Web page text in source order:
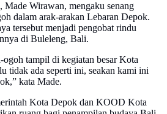
Made Wirawan, mengaku senang
dalam arak-arakan Lebaran Depok.
tersebut menjadi pengobat rindu
di Buleleng, Bali.
ogoh tampil di kegiatan besar Kota
tidak ada seperti ini, seakan kami ini
kata Made.
Kota Depok dan KOOD Kota